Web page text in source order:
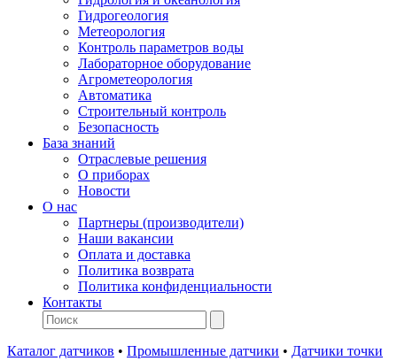
Гидрогеология
Метеорология
Контроль параметров воды
Лабораторное оборудование
Агрометеорология
Автоматика
Строительный контроль
Безопасность
База знаний
Отраслевые решения
О приборах
Новости
О нас
Партнеры (производители)
Наши вакансии
Оплата и доставка
Политика возврата
Политика конфиденциальности
Контакты
Каталог датчиков • Промышленные датчики • Датчики точки